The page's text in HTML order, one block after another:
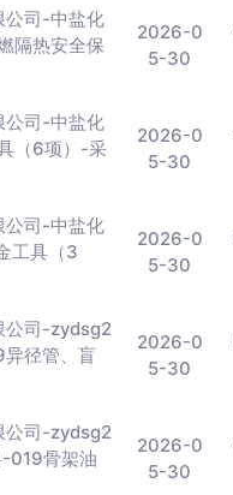
公司-中盐化
隔热安全保
2026-0
5-30
公司-中盐化
（6项）-采
2026-0
5-30
公司-中盐化
工具（3
2026-0
5-30
公司-zydsg2
径管、盲
2026-0
5-30
公司-zydsg2
019骨架油
2026-0
5-30